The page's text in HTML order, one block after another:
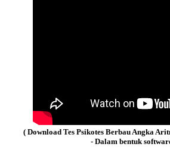
( Download Tes Psikotes Berbau Angka
- Dalam bentuk